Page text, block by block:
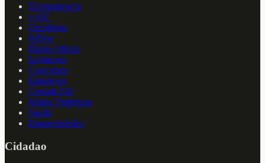
Transparencia
e-SIC
Ouvidoria
NFS-e
Diario Oficial
Licitacoes
Concursos
Empregos
Central 156
Minha Prefeitura
Saude
Empreendedor
Cidadao